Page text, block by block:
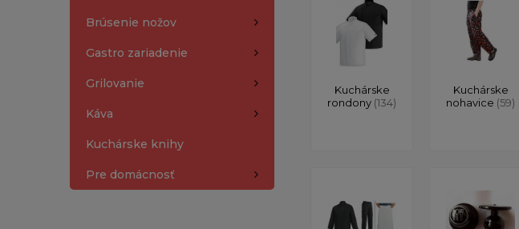
Brúsenie nožov
Gastro zariadenie
Grilovanie
Káva
Kuchárske knihy
Pre domácnosť
Kuchárske
rondony (134)
Kuchárske
nohavice (59)